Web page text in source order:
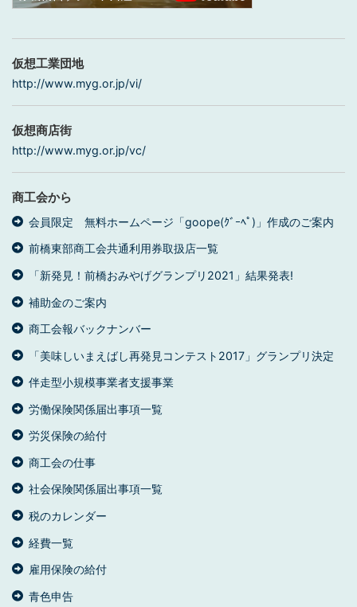
仮想工業団地
http://www.myg.or.jp/vi/
仮想商店街
http://www.myg.or.jp/vc/
商工会から
会員限定 無料ホームページ「goope(ｸﾞｰﾍﾟ)」作成のご案内
前橋東部商工会共通利用券取扱店一覧
「新発見！前橋おみやげグランプリ2021」結果発表!
補助金のご案内
商工会報バックナンバー
「美味しいまえばし再発見コンテスト2017」グランプリ決定
伴走型小規模事業者支援事業
労働保険関係届出事項一覧
労災保険の給付
商工会の仕事
社会保険関係届出事項一覧
税のカレンダー
経費一覧
雇用保険の給付
青色申告